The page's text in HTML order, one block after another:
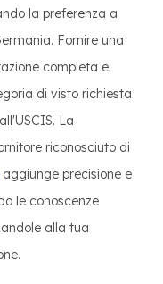
la preferenza a
Fornire una
completa e
di visto richiesta
La
riconosciuto di
aggiunge precisione e
le conoscenze
alla tua